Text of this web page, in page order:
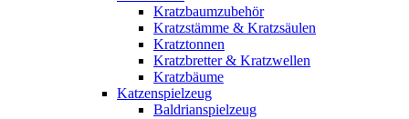
Kratzbaumzubehör
Kratzstämme & Kratzsäulen
Kratztonnen
Kratzbretter & Kratzwellen
Kratzbäume
Katzenspielzeug
Baldrianspielzeug